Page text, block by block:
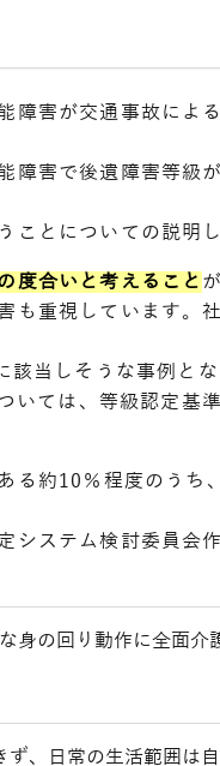
障害が交通事故によ
害で後遺障害等級
ことについての説明し
度合いと考えること
重視しています。
当しそうな事例と
ては、等級認定基
る約10％程度のうち
システム検討委員会
身の回り動作に全面介
、日常の生活範囲は